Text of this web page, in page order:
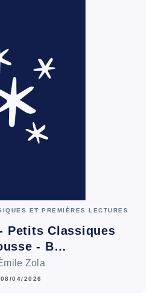
ET PREMIÈRES LECTURES
Petits Classiques
- B…
Zola
08/04/2026